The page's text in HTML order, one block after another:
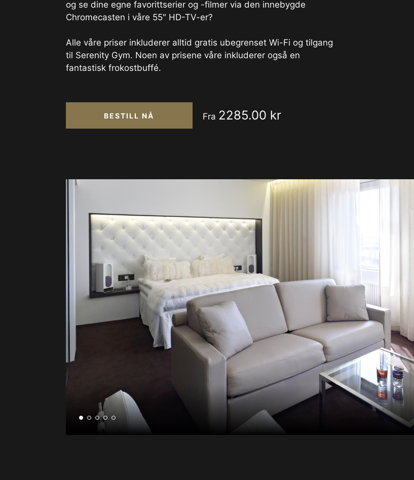
og se dine egne favorittserier og -filmer via den innebygde
Chromecasten i våre 55" HD-TV-er?
Alle våre priser inkluderer alltid gratis ubegrenset Wi-Fi og tilgang
til Serenity Gym. Noen av prisene våre inkluderer også en
fantastisk frokostbuffé.
BESTILL NÅ Fra 2285.00 kr